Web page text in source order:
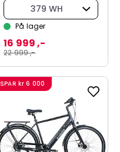
379 WH
På lager
22 999 ,-
16 999 ,-
SPAR kr 6 000